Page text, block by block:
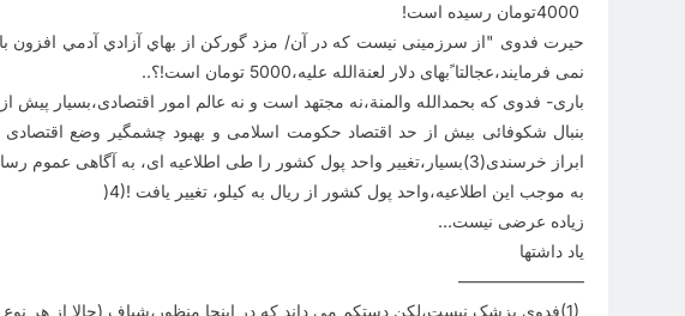
4000تومان رسیده است!
نمی فرمایند،عجالتا ًبهای دلار لعنةالله علیه،5000 تومان است!؟
..
باری- فدوی که بحمدالله والمنة،نه مجتهد است و نه عالم امور اقتصادی،بسیار پیش
بنبال شکوفائی بیش از حد اقتصاد حکومت اسلامی و بهبود چشمگیر وضع اقتصادی
ابراز خرسندی(3)بسیار،تغییر واحد پول کشور را طی اطلاعیه ای، به آگاهی عموم رساند
به موجب این اطلاعیه،واحد پول کشور از ریال به کیلو، تغییر یافت !(4 )
زیاده عرضی نیست…
یاد داشتها
———————–
(1)فدوی پزشک نیست،لکن دستکم می داند که در اینجا منظور،شیاف (حالا از هر